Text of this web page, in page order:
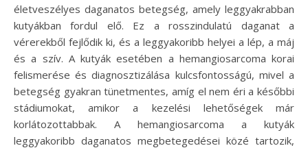
életveszélyes daganatos betegség, amely leggyakrabban
kutyákban fordul elő. Ez a rosszindulatú daganat a
vérerekből fejlődik ki, és a leggyakoribb helyei a lép, a máj
és a szív. A kutyák esetében a hemangiosarcoma korai
felismerése és diagnosztizálása kulcsfontosságú, mivel a
betegség gyakran tünetmentes, amíg el nem éri a későbbi
stádiumokat, amikor a kezelési lehetőségek már
korlátozottabbak. A hemangiosarcoma a kutyák
leggyakoribb daganatos megbetegedései közé tartozik,